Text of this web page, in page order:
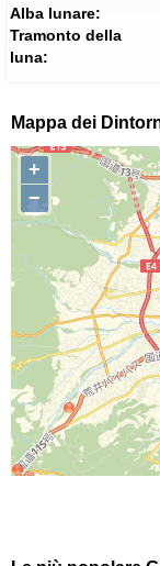
Alba lunare:
Tramonto della
luna:
Mappa dei
+
−